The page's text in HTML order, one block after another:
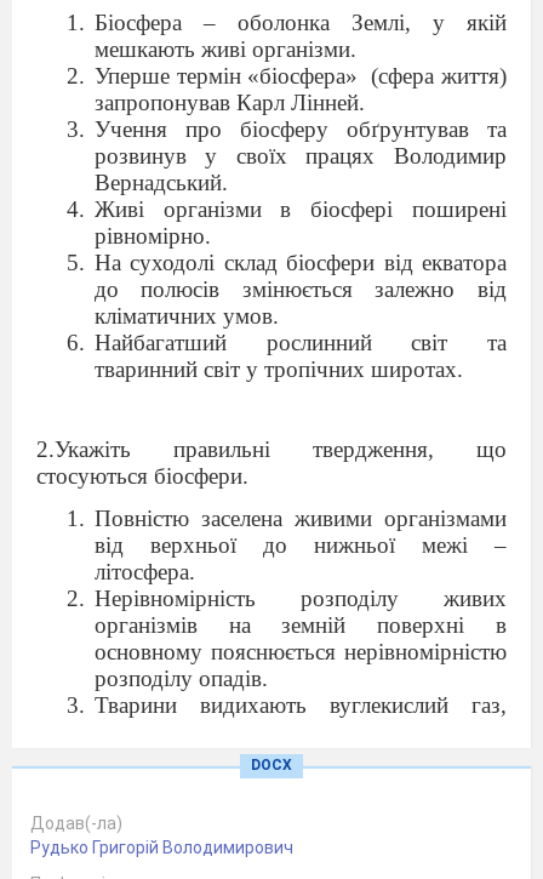
Біосфера – оболонка Землі, у якій
мешкають живі організми.
Уперше термін «біосфера» (сфера життя)
запропонував Карл Лінней.
Учення про біосферу обґрунтував та
розвинув у своїх працях Володимир
Вернадський.
Живі організми в біосфері поширені
рівномірно.
На суходолі склад біосфери від екватора
до полюсів змінюється залежно від
кліматичних умов.
Найбагатший рослинний світ та
тваринний світ у тропічних широтах.
2.Укажіть правильні твердження, що
стосуються біосфери.
Повністю заселена живими організмами
від верхньої до нижньої межі –
літосфера.
Нерівномірність розподілу живих
організмів на земній поверхні в
основному пояснюється нерівномірністю
розподілу опадів.
Тварини видихають вуглекислий газ,
для процесу фотосинтезу.
Живі організми, включаючись у
безперервний кругообіг речовин і
енергії, перебувають у постійному
зв’язку з неживою природою.
DOCX
Додав(-ла)
Рудько Григорій Володимирович